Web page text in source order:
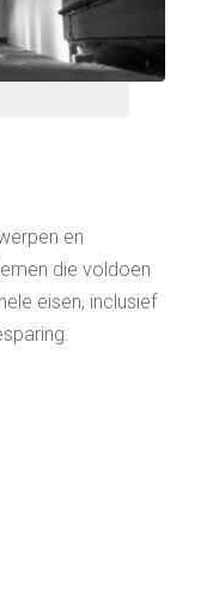
en
die voldoen
eisen, inclusief